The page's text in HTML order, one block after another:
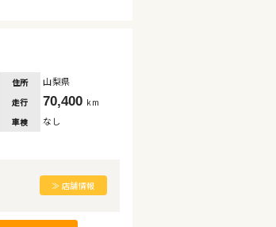
住所 山梨県
走行 70,400 km
車検 なし
≫ 店舗情報